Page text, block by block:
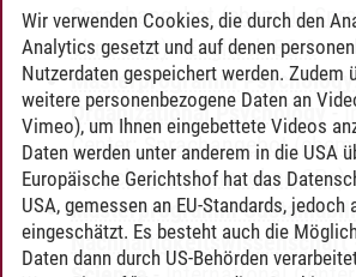
Sprachangebot (ehemals
ohne CPs)-Englisch B2.2
Masterprogramm
Organizational Psychology-
Center: Sprachangebot
Sprachenzentrum; ohne CPs)
Masterprogramm
Nachhaltigkeitswissenschaft
Wir verwenden Cookies, die durch den
Analytics gesetzt und auf denen
Nutzerdaten gespeichert werden. Zudem
weitere personenbezogene Daten an
Vimeo), um Ihnen eingebettete Videos
Daten werden unter anderem in die USA
Europäische Gerichtshof hat das
USA, gemessen an EU-Standards, jedoch
eingeschätzt. Es besteht auch die
Daten dann durch US-Behörden